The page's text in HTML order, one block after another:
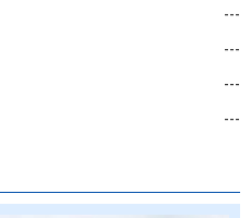
---
---
---
---